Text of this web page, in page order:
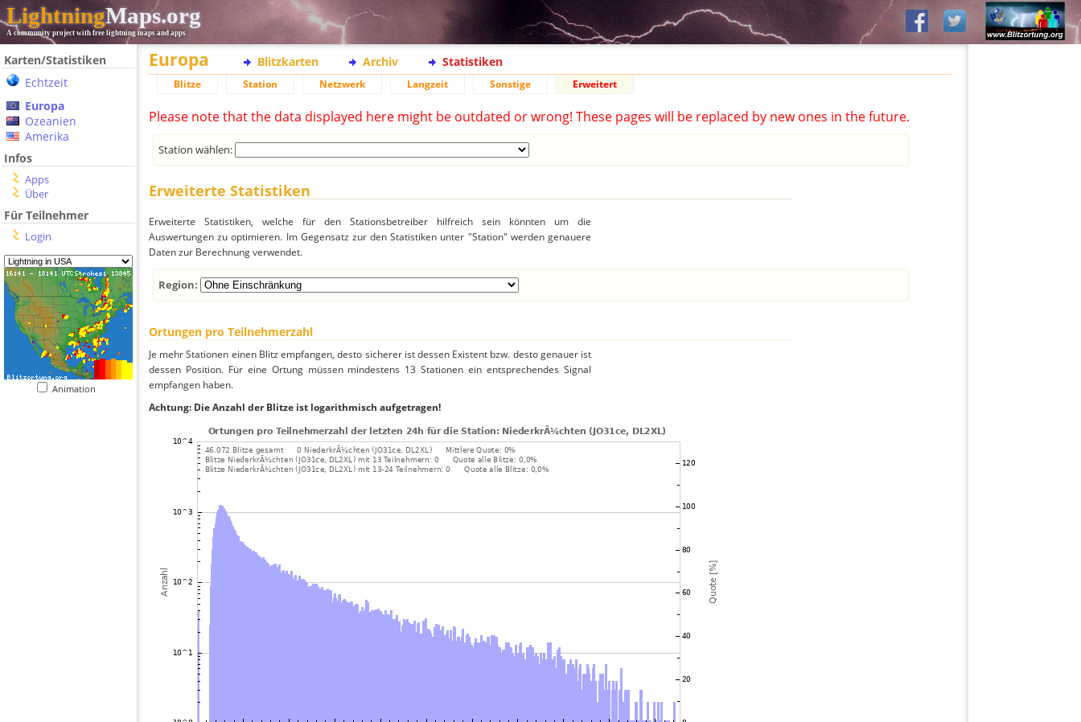
LightningMaps.org
A community project with free lightning maps and apps
Karten/Statistiken
Echtzeit
Europa
Ozeanien
Amerika
Infos
Apps
Über
Für Teilnehmer
Login
Animation
Europa Blitzkarten Archiv Statistiken
Blitze Station Netzwerk Langzeit Sonstige Erweitert
Please note that the data displayed here might be outdated or wrong! These pages will be replaced by new ones in the future.
Station wählen:
Erweiterte Statistiken
Erweiterte Statistiken, welche für den Stationsbetreiber hilfreich sein könnten um die
Auswertungen zu optimieren. Im Gegensatz zur den Statistiken unter "Station" werden genauere
Daten zur Berechnung verwendet.
Region:
Ortungen pro Teilnehmerzahl
Je mehr Stationen einen Blitz empfangen, desto sicherer ist dessen Existent bzw. desto genauer ist
dessen Position. Für eine Ortung müssen mindestens 13 Stationen ein entsprechendes Signal
empfangen haben.
Achtung: Die Anzahl der Blitze ist logarithmisch aufgetragen!